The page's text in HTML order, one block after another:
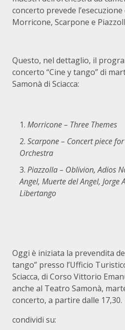
concerto prevede
Morricone, Scarpone e
Questo, nel dettaglio, il
concerto “Cine y tango” di
Samonà di Sciacca:
Morricone – Three Themes
Scarpone – Concert piece
Orchestra
Piazzolla – Oblivion, Adios
Angel, Muerte del Angel, Jorge
Libertango
Oggi è iniziata la prevendita
tango” presso l’Ufficio
Sciacca, di Corso Vittorio
anche al Teatro Samonà,
concerto, a partire dalle 17,30.
condividi su: